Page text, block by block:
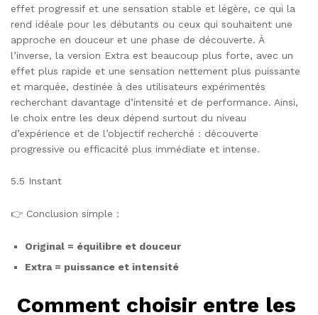
effet progressif et une sensation stable et légère, ce qui la
rend idéale pour les débutants ou ceux qui souhaitent une
approche en douceur et une phase de découverte. À
l’inverse, la version Extra est beaucoup plus forte, avec un
effet plus rapide et une sensation nettement plus puissante
et marquée, destinée à des utilisateurs expérimentés
recherchant davantage d’intensité et de performance. Ainsi,
le choix entre les deux dépend surtout du niveau
d’expérience et de l’objectif recherché : découverte
progressive ou efficacité plus immédiate et intense.
5.5 Instant
👉 Conclusion simple :
Original = équilibre et douceur
Extra = puissance et intensité
Comment choisir entre les